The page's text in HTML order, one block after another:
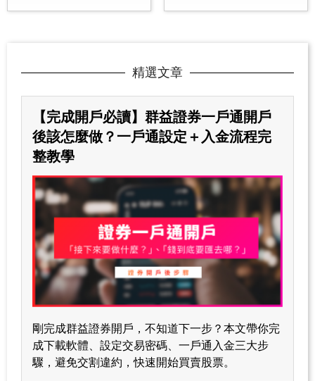
精選文章
【完成開戶必讀】群益證券一戶通開戶
後該怎麼做？一戶通設定＋入金流程完
整教學
剛完成群益證券開戶，不知道下一步？本文帶你完
成下載軟體、設定交易密碼、一戶通入金三大步
驟，避免交割違約，快速開始買賣股票。